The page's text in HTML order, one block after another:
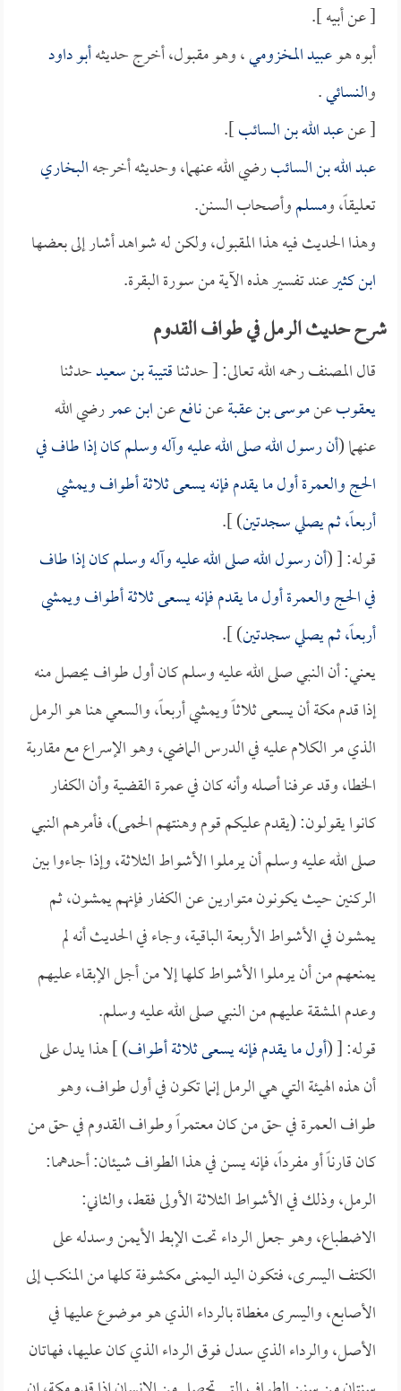
[ عن أبيه ].
أبوه هوعبيد المخزومي، وهو مقبول، أخرج حديثهأبو داود
والنسائي.
[ عنعبد الله بن السائب].
عبد الله بن السائبرضي الله عنهما، وحديثه أخرجهالبخاري
تعليقاً، ومسلموأصحاب السنن.
وهذا الحديث فيه هذا المقبول، ولكن له شواهد أشار إلى بعضها
ابن كثيرعند تفسير هذه الآية من سورة البقرة.
شرح حديث الرمل في طواف القدوم
قال المصنف رحمه الله تعالى: [ حدثناقتيبة بن سعيدحدثنا
يعقوبعنموسى بن عقبةعننافععنابن عمررضي الله
عنهما (أن رسول الله صلى الله عليه وآله وسلم كان إذا طاف في
الحج والعمرة أول ما يقدم فإنه يسعى ثلاثة أطواف ويمشي
أربعاً، ثم يصلي سجدتين) ].
قوله: [ (أن رسول الله صلى الله عليه وآله وسلم كان إذا طاف
في الحج والعمرة أول ما يقدم فإنه يسعى ثلاثة أطواف ويمشي
أربعاً، ثم يصلي سجدتين) ].
يعني: أن النبي صلى الله عليه وسلم كان أول طواف يحصل منه
إذا قدم مكة أن يسعى ثلاثاً ويمشي أربعاً، والسعي هنا هو الرمل
الذي مر الكلام عليه في الدرس الماضي، وهو الإسراع مع مقاربة
الخطا، وقد عرفنا أصله وأنه كان في عمرة القضية وأن الكفار
كانوا يقولون: (يقدم عليكم قوم وهنتهم الحمى)، فأمرهم النبي
صلى الله عليه وسلم أن يرملوا الأشواط الثلاثة، وإذا جاءوا بين
الركنين حيث يكونون متوارين عن الكفار فإنهم يمشون، ثم
يمشون في الأشواط الأربعة الباقية، وجاء في الحديث أنه لم
يمنعهم من أن يرملوا الأشواط كلها إلا من أجل الإبقاء عليهم
وعدم المشقة عليهم من النبي صلى الله عليه وسلم.
قوله: [ (أول ما يقدم فإنه يسعى ثلاثة أطواف) ] هذا يدل على
أن هذه الهيئة التي هي الرمل إنما تكون في أول طواف، وهو
طواف العمرة في حق من كان معتمراً وطواف القدوم في حق من
كان قارناً أو مفرداً، فإنه يسن في هذا الطواف شيئان: أحدهما:
الرمل، وذلك في الأشواط الثلاثة الأولى فقط، والثاني:
الاضطباع، وهو جعل الرداء تحت الإبط الأيمن وسدله على
الكتف اليسرى، فتكون اليد اليمنى مكشوفة كلها من المنكب إلى
الأصابع، واليسرى مغطاة بالرداء الذي هو موضوع عليها في
الأصل، والرداء الذي سدل فوق الرداء الذي كان عليها، فهاتان